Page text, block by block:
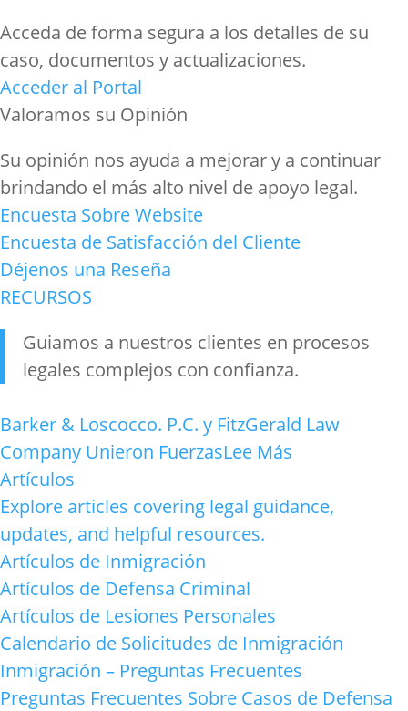
Acceda de forma segura a los detalles de su
caso, documentos y actualizaciones.
Acceder al Portal
Valoramos su Opinión
Su opinión nos ayuda a mejorar y a continuar
brindando el más alto nivel de apoyo legal.
Encuesta Sobre Website
Encuesta de Satisfacción del Cliente
Déjenos una Reseña
RECURSOS
Guiamos a nuestros clientes en procesos
legales complejos con confianza.
Barker & Loscocco. P.C. y FitzGerald Law
Company Unieron FuerzasLee Más
Artículos
Explore articles covering legal guidance,
updates, and helpful resources.
Artículos de Inmigración
Artículos de Defensa Criminal
Artículos de Lesiones Personales
Calendario de Solicitudes de Inmigración
Inmigración – Preguntas Frecuentes
Preguntas Frecuentes Sobre Casos de Defensa